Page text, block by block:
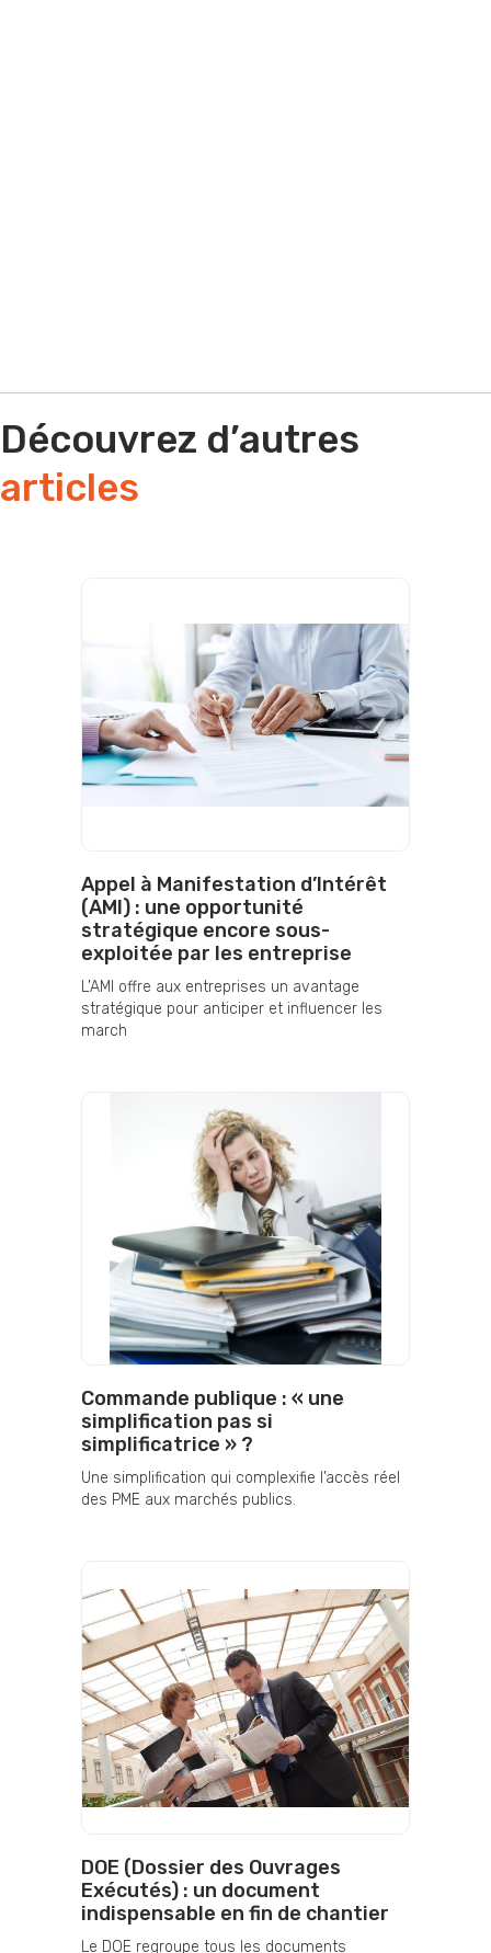
Découvrez d’autres
articles
Appel à Manifestation d’Intérêt
(AMI) : une opportunité
stratégique encore sous-
exploitée par les entreprise
L’AMI offre aux entreprises un avantage
stratégique pour anticiper et influencer les
march
Commande publique : « une
simplification pas si
simplificatrice » ?
Une simplification qui complexifie l’accès réel
des PME aux marchés publics.
DOE (Dossier des Ouvrages
Exécutés) : un document
indispensable en fin de chantier
Le DOE regroupe tous les documents